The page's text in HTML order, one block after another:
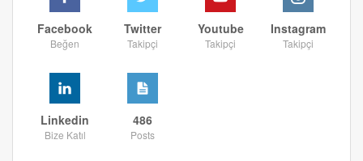
Facebook
Beğen
Twitter
Takipçi
Youtube
Takipçi
Instagram
Takipçi
Linkedin
Bize Katıl
486
Posts